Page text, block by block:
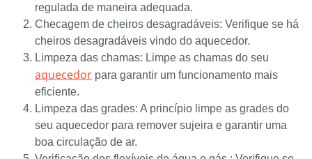
regulada de maneira adequada.
Checagem de cheiros desagradáveis: Verifique se há
cheiros desagradáveis vindo do aquecedor.
Limpeza das chamas: Limpe as chamas do seu
aquecedor para garantir um funcionamento mais
eficiente.
Limpeza das grades: A princípio limpe as grades do
seu aquecedor para remover sujeira e garantir uma
boa circulação de ar.